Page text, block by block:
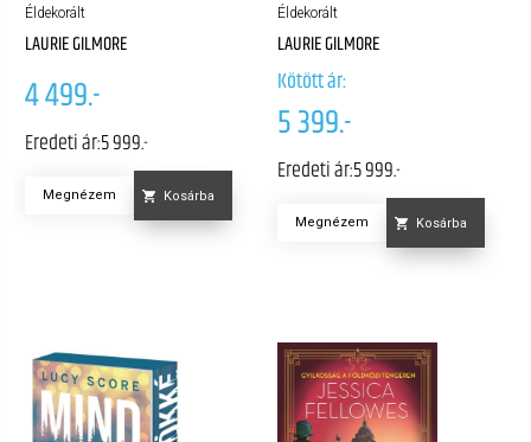
Éldekorált
LAURIE GILMORE
4 499.-
Eredeti ár:5 999.-
Megnézem Kosárba
Éldekorált
LAURIE GILMORE
Kötött ár:
5 399.-
Eredeti ár:5 999.-
Megnézem Kosárba